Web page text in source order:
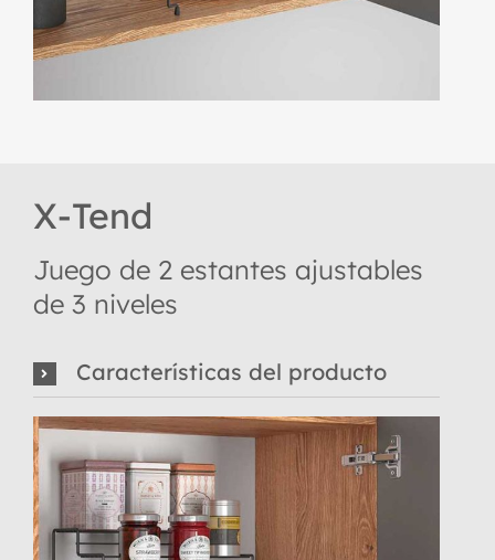
X-Tend
Juego de 2 estantes ajustables
de 3 niveles
Características del producto